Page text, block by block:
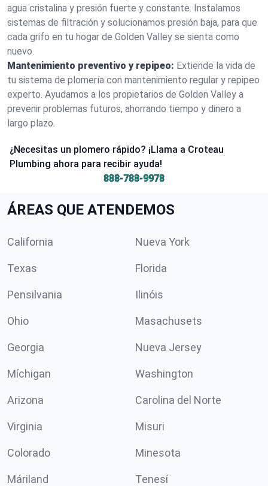
agua cristalina y presión fuerte y constante. Instalamos
sistemas de filtración y solucionamos presión baja, para que
cada grifo en tu hogar de Golden Valley se sienta como
nuevo.
Mantenimiento preventivo y repipeo: Extiende la vida de
tu sistema de plomería con mantenimiento regular y repipeo
experto. Ayudamos a los propietarios de Golden Valley a
prevenir problemas futuros, ahorrando tiempo y dinero a
largo plazo.
¿Necesitas un plomero rápido? ¡Llama a Croteau
Plumbing ahora para recibir ayuda!
888-788-9978
ÁREAS QUE ATENDEMOS
California Nueva York
Texas Florida
Pensilvania Ilinóis
Ohio Masachusets
Georgia Nueva Jersey
Míchigan Washington
Arizona Carolina del Norte
Virginia Misuri
Colorado Minesota
Máriland Tenesí